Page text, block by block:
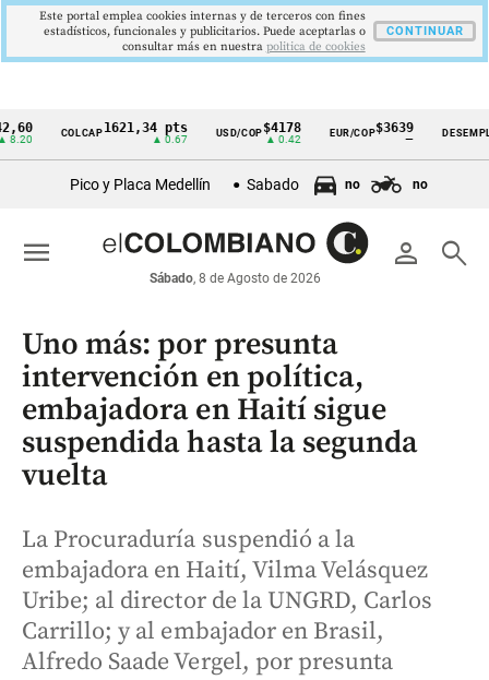
Cintillo
económicos
Colombia
COLCAP1621,34 pts USD/COP$4178
▲ 0.42
EUR/COP$3639
—
DESEMPLEO
▼
Pico y Placa Medellín Sabado no no
person search
Sábado, 8 de Agosto de 2026
menu
Uno más: por presunta
intervención en política,
embajadora en Haití sigue
suspendida hasta la segunda
vuelta
La Procuraduría suspendió a la
embajadora en Haití, Vilma Velásquez
Uribe; al director de la UNGRD, Carlos
Carrillo; y al embajador en Brasil,
Alfredo Saade Vergel, por presunta
Este portal emplea cookies internas y de terceros con fines
estadísticos, funcionales y publicitarios. Puede aceptarlas o
consultar más en nuestra politica de cookies
CONTINUAR